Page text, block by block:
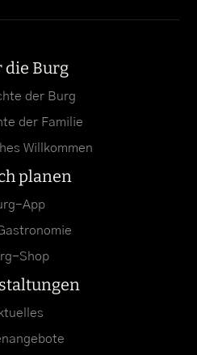
die Burg
der Burg
der Familie
Willkommen
planen
App
Shop